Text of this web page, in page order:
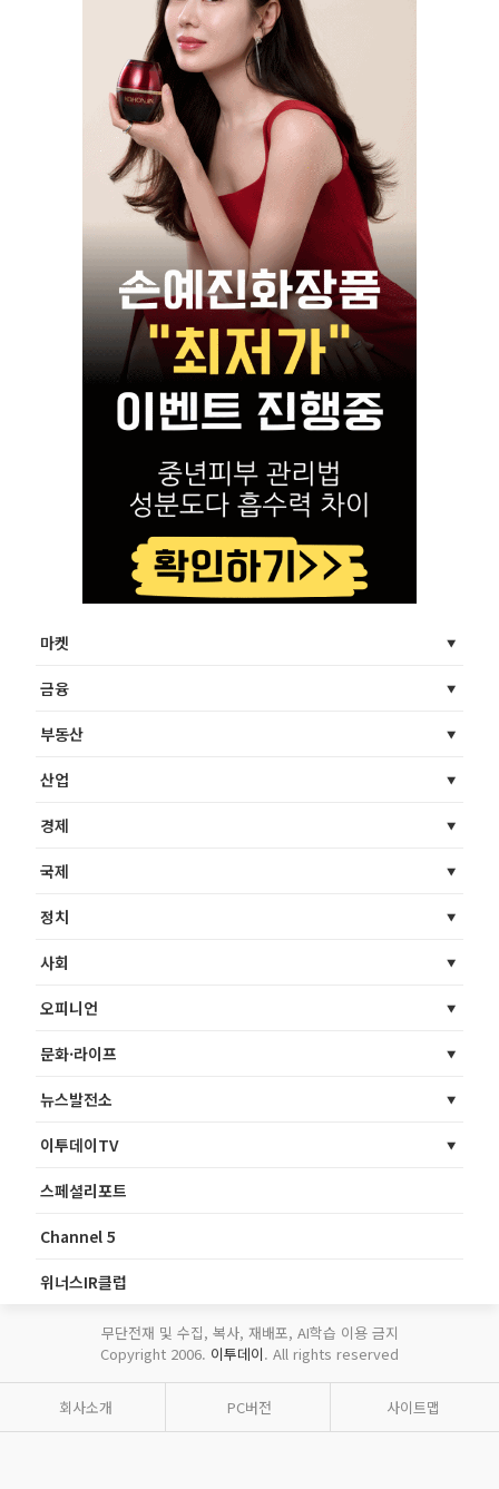
마켓
금융
부동산
산업
경제
국제
정치
사회
오피니언
문화·라이프
뉴스발전소
이투데이TV
스페셜리포트
Channel 5
위너스IR클럽
무단전재 및 수집, 복사, 재배포, AI학습 이용 금지
Copyright 2006. 이투데이. All rights reserved
회사소개 PC버전 사이트맵